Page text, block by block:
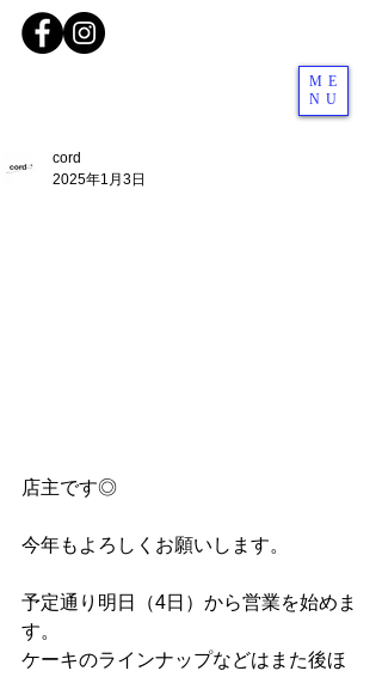
ME
NU
cord
2025年1月3日
店主です◎
今年もよろしくお願いします。
予定通り明日（4日）から営業を始めま
す。
ケーキのラインナップなどはまた後ほ